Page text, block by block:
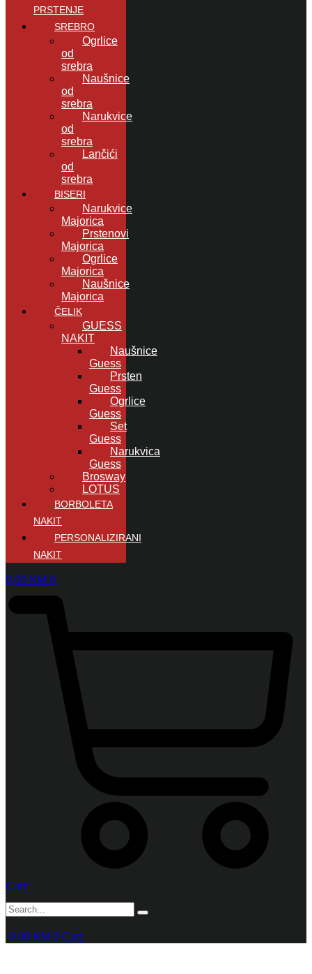
PRSTENJE
SREBRO
Ogrlice
od
srebra
Naušnice
od
srebra
Narukvice
od
srebra
Lančići
od
srebra
BISERI
Narukvice
Majorica
Prstenovi
Majorica
Ogrlice
Majorica
Naušnice
Majorica
ČELIK
GUESS
NAKIT
Naušnice
Guess
Prsten
Guess
Ogrlice
Guess
Set
Guess
Narukvica
Guess
Brosway
LOTUS
BORBOLETA
NAKIT
PERSONALIZIRANI
NAKIT
0,00 KM 0
Cart
0,00 KM 0 Cart